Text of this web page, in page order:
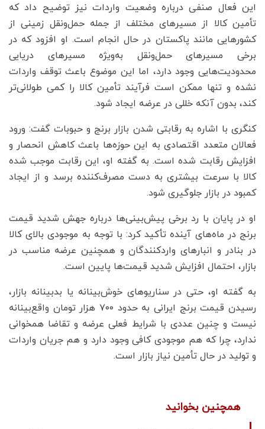
این فعال صنفی درباره وضعیت واردات نیز توضیح داد که
تأمین کالا از مسیرهای مختلف از جمله حمل‌ونقل زمینی از
کشورهایی مانند پاکستان در حال انجام است. او افزود که در
برخی مسیرهای حمل‌ونقل به‌ویژه مسیرهای دریایی
محدودیت‌هایی وجود دارد، اما این موضوع باعث توقف واردات
نشده و تنها ممکن است فرآیند تأمین کالا را کمی طولانی‌تر
کند، بدون آنکه خللی در عرضه ایجاد شود.
کنگری با اشاره به رقابتی شدن بازار برنج و حبوبات گفت: ورود
فعالان متعدد اقتصادی به این حوزه‌ها باعث کاهش انحصار و
افزایش رقابت شده است. به گفته او، این رقابت موجب شده
کالا با سرعت بیشتری به دست مصرف‌کننده برسد و از ایجاد
کمبود در بازار جلوگیری شود.
او در پایان با رد برخی پیش‌بینی‌ها درباره جهش شدید قیمت
برنج در ماه‌های آینده تأکید کرد: با توجه به موجودی بالای کالا
در بنادر و انبارهای واردکنندگان و همچنین عرضه مناسب در
بازار، احتمال افزایش شدید قیمت‌ها پایین است.
به گفته او، حتی در سناریوهای خوش‌بینانه یا بدبینانه بازار،
رسیدن قیمت برنج ایرانی به حدود ۷۰۰ هزار تومان واقع‌بینانه
نیست و چنین عددی با شرایط فعلی عرضه و تقاضا همخوانی
ندارد، چرا که هم موجودی کافی وجود دارد و هم جریان واردات
و تولید در حال تأمین نیاز بازار است.
همچنین بخوانید